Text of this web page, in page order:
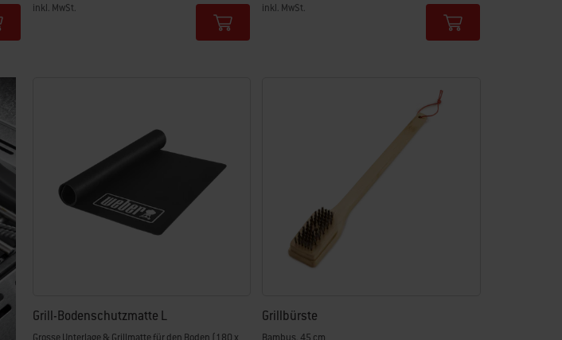
inkl. MwSt. inkl. MwSt.
Grill-Bodenschutzmatte L Grillbürste